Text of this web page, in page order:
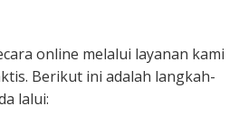
online melalui layanan kami
Berikut ini adalah langkah-
lalui: